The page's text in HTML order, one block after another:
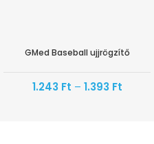
GMed Baseball ujjrögzítő
1.243 Ft – 1.393 Ft